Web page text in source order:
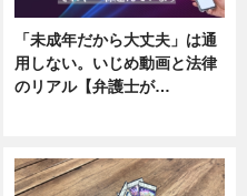
「未成年だから大丈夫」は通
用しない。いじめ動画と法律
のリアル【弁護士が…